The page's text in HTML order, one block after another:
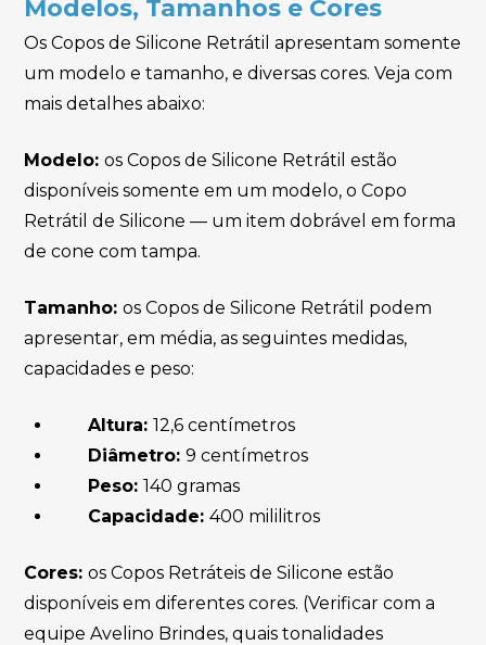
Modelos, Tamanhos e Cores
Os Copos de Silicone Retrátil apresentam somente
um modelo e tamanho, e diversas cores. Veja com
mais detalhes abaixo:
Modelo:os Copos de Silicone Retrátil estão
disponíveis somente em um modelo, o Copo
Retrátil de Silicone — um item dobrável em forma
de cone com tampa.
Tamanho:os Copos de Silicone Retrátil podem
apresentar, em média, as seguintes medidas,
capacidades e peso:
Altura: 12,6 centímetros
Diâmetro: 9 centímetros
Peso: 140 gramas
Capacidade: 400 mililitros
Cores:os Copos Retráteis de Silicone estão
disponíveis em diferentes cores. (Verificar com a
equipe Avelino Brindes, quais tonalidades